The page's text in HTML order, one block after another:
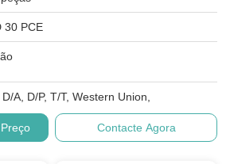
30 PCE
A, D/P, T/T, Western Union,
Contacte Agora